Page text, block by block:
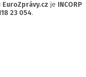
EuroZprávy.cz je INCORP
23 054.